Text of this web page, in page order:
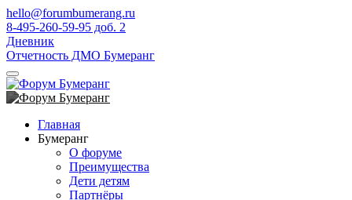
hello@forumbumerang.ru
8-495-260-59-95 доб. 2
Дневник
Отчетность ДМО Бумеранг
Главная
Бумеранг
О форуме
Преимущества
Дети детям
Партнёры